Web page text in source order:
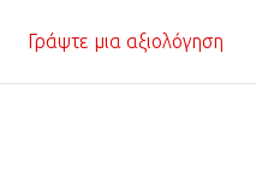
Γράψτε μια αξιολόγηση